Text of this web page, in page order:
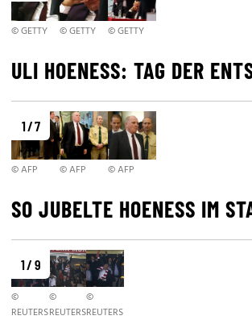
© GETTY © GETTY © GETTY
ULI HOENESS: TAG DER
1 / 7
© AFP © AFP © AFP
SO JUBELTE HOENESS IM
1 / 9
©
REUTERS
©
REUTERS
©
REUTERS